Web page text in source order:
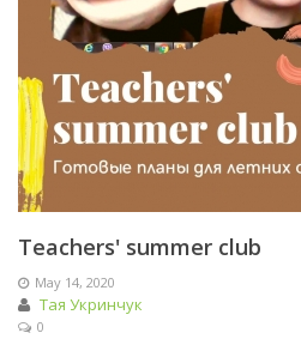
Teachers' summer club
May 14, 2020
Тая Укринчук
0